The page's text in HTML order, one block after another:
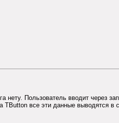
нету. Пользователь вводит через
все эти данные выводятся в